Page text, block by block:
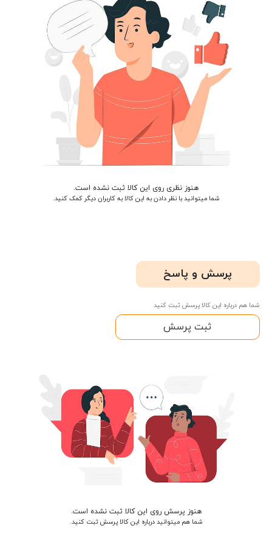
هنوز نظری روی این کالا ثبت نشده است.
شما میتوانید با نظر دادن به این کالا به کاربران دیگر کمک کنید.
پرسش و پاسخ
شما هم درباره این کالا پرسش ثبت کنید
ثبت پرسش
هنوز پرسش روی این کالا ثبت نشده است.
شما هم میتوانید درباره این کالا پرسش ثبت کنید.